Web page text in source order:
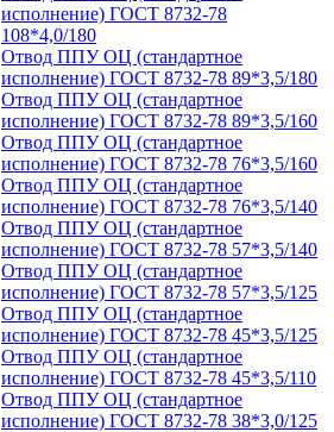
исполнение) ГОСТ 8732-78
108*4,0/180
Отвод ППУ ОЦ (стандартное
исполнение) ГОСТ 8732-78 89*3,5/180
Отвод ППУ ОЦ (стандартное
исполнение) ГОСТ 8732-78 89*3,5/160
Отвод ППУ ОЦ (стандартное
исполнение) ГОСТ 8732-78 76*3,5/160
Отвод ППУ ОЦ (стандартное
исполнение) ГОСТ 8732-78 76*3,5/140
Отвод ППУ ОЦ (стандартное
исполнение) ГОСТ 8732-78 57*3,5/140
Отвод ППУ ОЦ (стандартное
исполнение) ГОСТ 8732-78 57*3,5/125
Отвод ППУ ОЦ (стандартное
исполнение) ГОСТ 8732-78 45*3,5/125
Отвод ППУ ОЦ (стандартное
исполнение) ГОСТ 8732-78 45*3,5/110
Отвод ППУ ОЦ (стандартное
исполнение) ГОСТ 8732-78 38*3,0/125